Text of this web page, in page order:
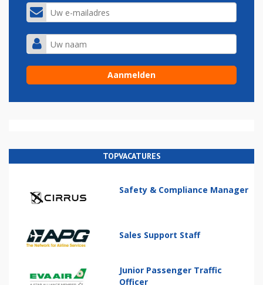
TOPVACATURES
Safety & Compliance Manager
Sales Support Staff
Junior Passenger Traffic
Officer